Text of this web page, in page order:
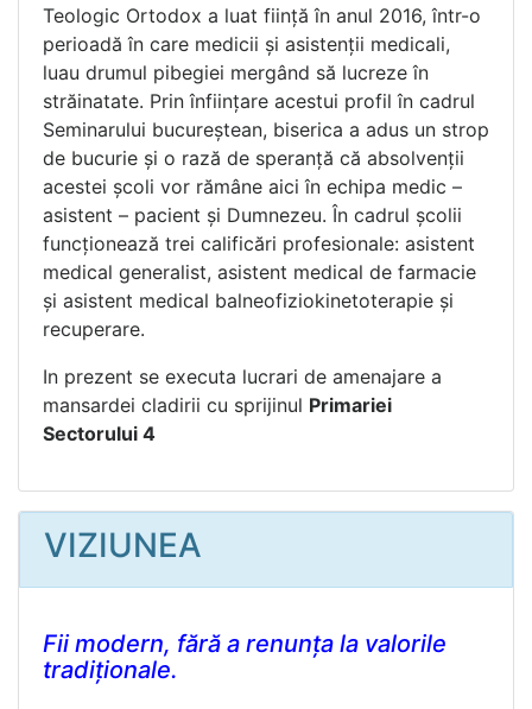
Teologic Ortodox a luat ființă în anul 2016, într-o
perioadă în care medicii și asistenții medicali,
luau drumul pibegiei mergând să lucreze în
străinatate. Prin înființare acestui profil în cadrul
Seminarului bucureștean, biserica a adus un strop
de bucurie și o rază de speranță că absolvenții
acestei școli vor rămâne aici în echipa medic –
asistent – pacient și Dumnezeu. În cadrul școlii
funcționează trei calificări profesionale: asistent
medical generalist, asistent medical de farmacie
și asistent medical balneofiziokinetoterapie și
recuperare.
In prezent se executa lucrari de amenajare a
mansardei cladirii cu sprijinul Primariei
Sectorului 4
VIZIUNEA
Fii modern, fără a renunța la valorile
tradiționale.